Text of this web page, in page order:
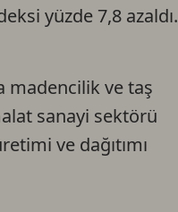
yüzde 7,8 azaldı.
madencilik ve taş
sanayi sektörü
ve dağıtımı